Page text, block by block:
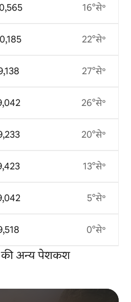
16°से॰
22°से॰
27°से॰
26°से॰
20°से॰
13°से॰
5°से॰
0°से॰
अन्य पेशकश